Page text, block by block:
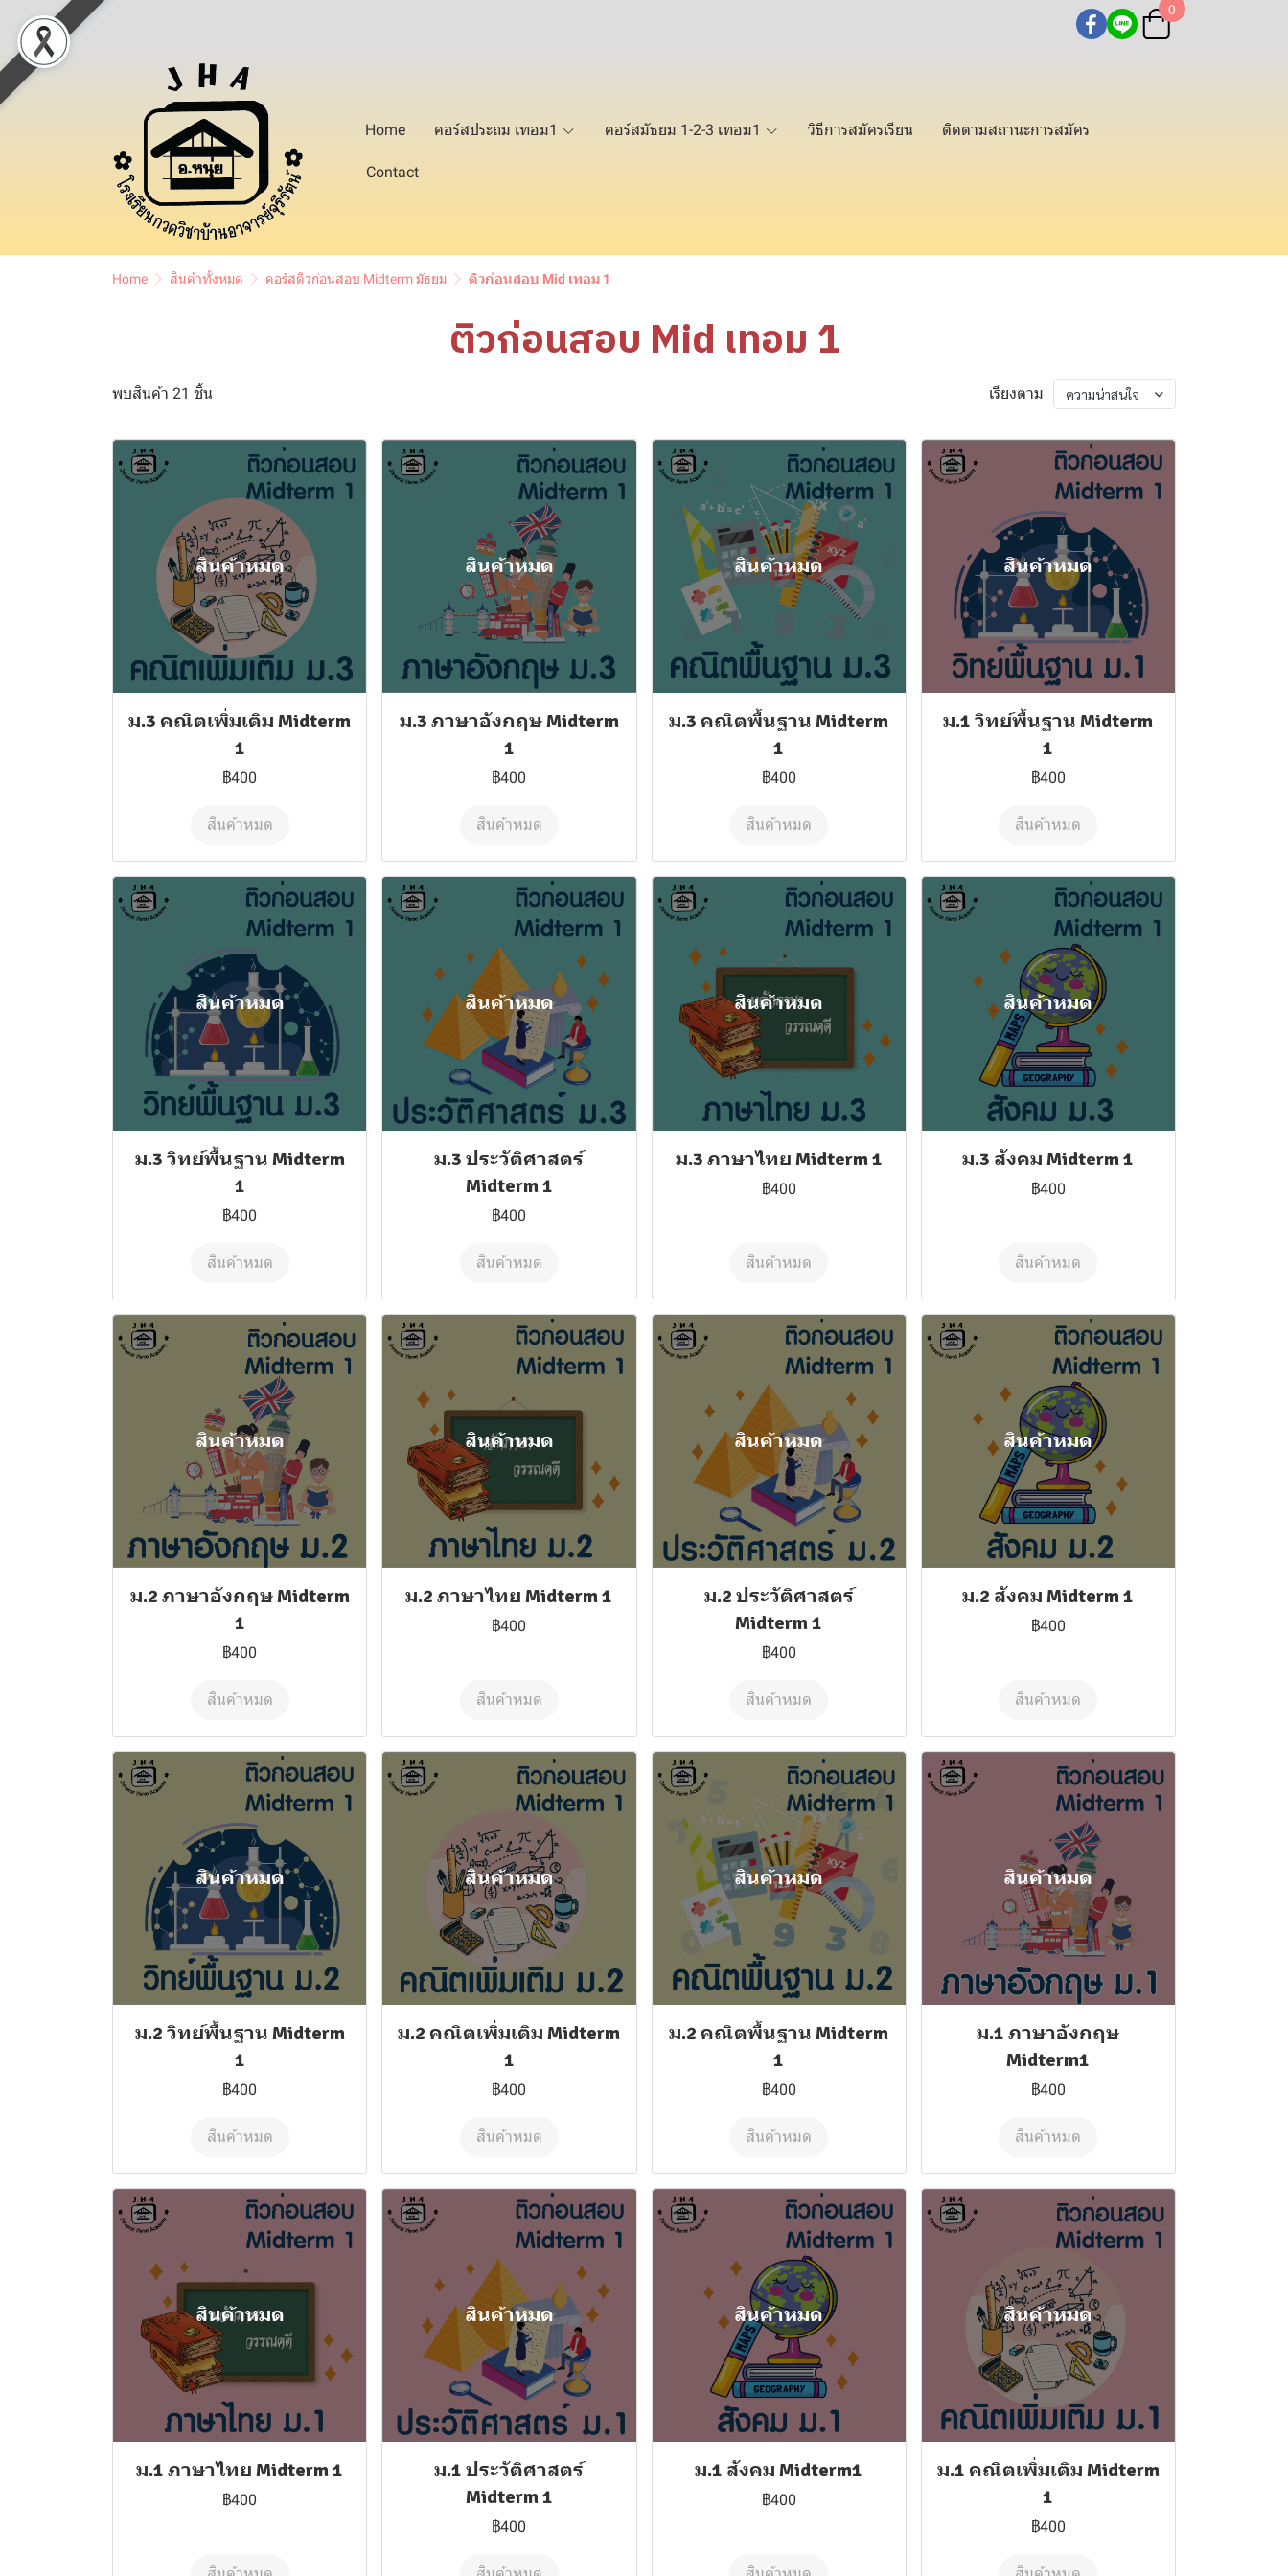
0
Home คอร์สประถม เทอม1 คอร์สมัธยม 1-2-3 เทอม1 วิธีการสมัครเรียน ติดตามสถานะการสมัคร
Contact
Home สินค้าทั้งหมด คอร์สติวก่อนสอบ Midterm มัธยม ติวก่อนสอบ Mid เทอม 1
ติวก่อนสอบ Mid เทอม 1
พบสินค้า 21 ชิ้น เรียงตาม ความน่าสนใจ
สินค้าหมด
ม.3 คณิตเพิ่มเติม Midterm
1
฿400
สินค้าหมด
สินค้าหมด
ม.3 ภาษาอังกฤษ Midterm
1
฿400
สินค้าหมด
สินค้าหมด
ม.3 คณิตพื้นฐาน Midterm
1
฿400
สินค้าหมด
สินค้าหมด
ม.1 วิทย์พื้นฐาน Midterm
1
฿400
สินค้าหมด
สินค้าหมด
ม.3 วิทย์พื้นฐาน Midterm
1
฿400
สินค้าหมด
สินค้าหมด
ม.3 ประวัติศาสตร์
Midterm 1
฿400
สินค้าหมด
สินค้าหมด
ม.3 ภาษาไทย Midterm 1
฿400
สินค้าหมด
สินค้าหมด
ม.3 สังคม Midterm 1
฿400
สินค้าหมด
สินค้าหมด
ม.2 ภาษาอังกฤษ Midterm
1
฿400
สินค้าหมด
สินค้าหมด
ม.2 ภาษาไทย Midterm 1
฿400
สินค้าหมด
สินค้าหมด
ม.2 ประวัติศาสตร์
Midterm 1
฿400
สินค้าหมด
สินค้าหมด
ม.2 สังคม Midterm 1
฿400
สินค้าหมด
สินค้าหมด
ม.2 วิทย์พื้นฐาน Midterm
1
฿400
สินค้าหมด
สินค้าหมด
ม.2 คณิตเพิ่มเติม Midterm
1
฿400
สินค้าหมด
สินค้าหมด
ม.2 คณิตพื้นฐาน Midterm
1
฿400
สินค้าหมด
สินค้าหมด
ม.1 ภาษาอังกฤษ
Midterm1
฿400
สินค้าหมด
สินค้าหมด
ม.1 ภาษาไทย Midterm 1
฿400
สินค้าหมด
ม.1 ประวัติศาสตร์
Midterm 1
฿400
สินค้าหมด
ม.1 สังคม Midterm1
฿400
สินค้าหมด
ม.1 คณิตเพิ่มเติม Midterm
1
฿400